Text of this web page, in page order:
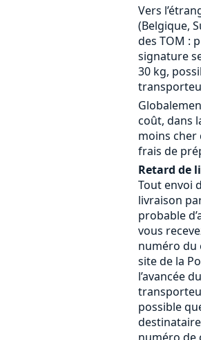
Vers
(Belgique,
des TOM :
signature
30 kg,
coût, dans
moins cher
frais de
Retard de
Tout envoi
livraison
probable
vous
numéro du
site de la
l’avancée
possible